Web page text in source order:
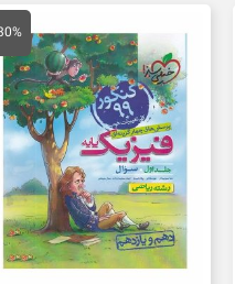
27,300 تومان
اصلی
69,000 تومان
بود.